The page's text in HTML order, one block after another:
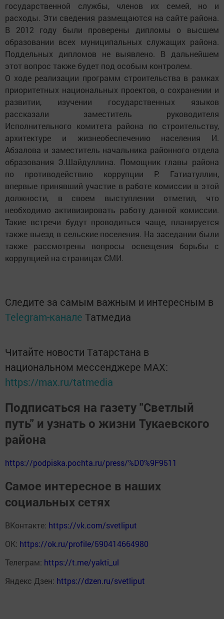
государственной службы, членов их семей, но и
расходы. Эти сведения размещаются на сайте района.
В 2012 году были проверены дипломы о высшем
образовании всех муниципальных служащих района.
Поддельных дипломов не выявлено. В дальнейшем
этот вопрос также будет под особым контролем.
О ходе реализации программ строительства в рамках
приоритетных национальных проектов, о сохранении и
развитии, изучении государственных языков
рассказали заместитель руководителя
Исполнительного комитета района по строительству,
архитектуре и жизнеобеспечению населения И.
Абзалова и заместитель начальника районного отдела
образования Э.Шайдуллина. Помощник главы района
по противодействию коррупции Р. Гатиатуллин,
впервые принявший участие в работе комиссии в этой
должности, в своем выступлении отметил, что
необходимо активизировать работу данной комиссии.
Такие встречи будут проводиться чаще, планируется
также выезд в сельские поселения. На заседании были
также рассмотрены вопросы освещения борьбы с
коррупцией на страницах СМИ.
Следите за самым важным и интересным в
Telegram-канале Татмедиа
Читайте новости Татарстана в
национальном мессенджере MАХ:
https://max.ru/tatmedia
Подписаться на газету "Светлый
путь" и узнать о жизни Тукаевского
района
https://podpiska.pochta.ru/press/%D0%9F9511
Самое интересное в наших
социальных сетях
ВКонтакте: https://vk.com/svetliput
ОК: https://ok.ru/profile/590414664980
Телеграм: https://t.me/yakti_ul
Яндекс Дзен: https://dzen.ru/svetliput